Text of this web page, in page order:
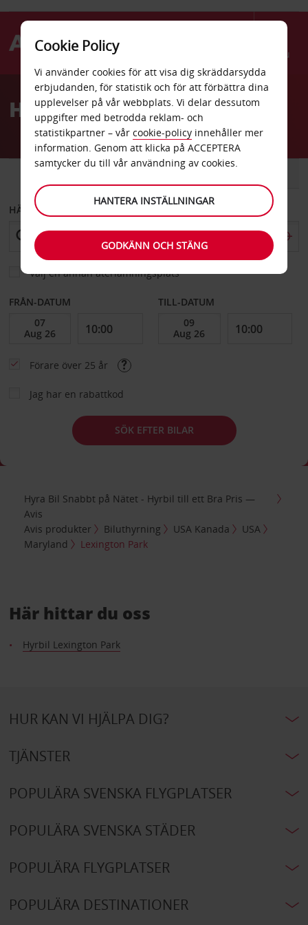
Menu
AvisHyrbil Lexington Park
BIL
HÄMTA FRÅN
Välj en annan återlämningsplats
FRÅN-DATUM TILL-DATUM
Förare över 25 år
Jag har en rabattkod
SÖK EFTER BILAR
Hyra Bil Snabbt på Nätet - Hyrbil till ett Bra Pris —
Avis
Avis produkter
Biluthyrning USA Kanada
USA
Maryland
Lexington Park
Här hittar du oss
Hyrbil Lexington Park
HUR KAN VI HJÄLPA DIG?
TJÄNSTER
POPULÄRA SVENSKA FLYGPLATSER
POPULÄRA SVENSKA STÄDER
POPULÄRA FLYGPLATSER
POPULÄRA DESTINATIONER
Cookie Policy
Vi använder cookies för att visa dig skräddarsydda
erbjudanden, för statistik och för att förbättra dina
upplevelser på vår webbplats. Vi delar dessutom
uppgifter med betrodda reklam- och
statistikpartner – vår cookie-policy innehåller mer
information. Genom att klicka på ACCEPTERA
samtycker du till vår användning av cookies.
HANTERA INSTÄLLNINGAR
GODKÄNN OCH STÄNG